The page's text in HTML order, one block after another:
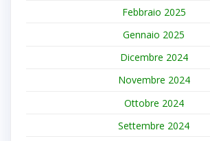
Febbraio 2025
Gennaio 2025
Dicembre 2024
Novembre 2024
Ottobre 2024
Settembre 2024